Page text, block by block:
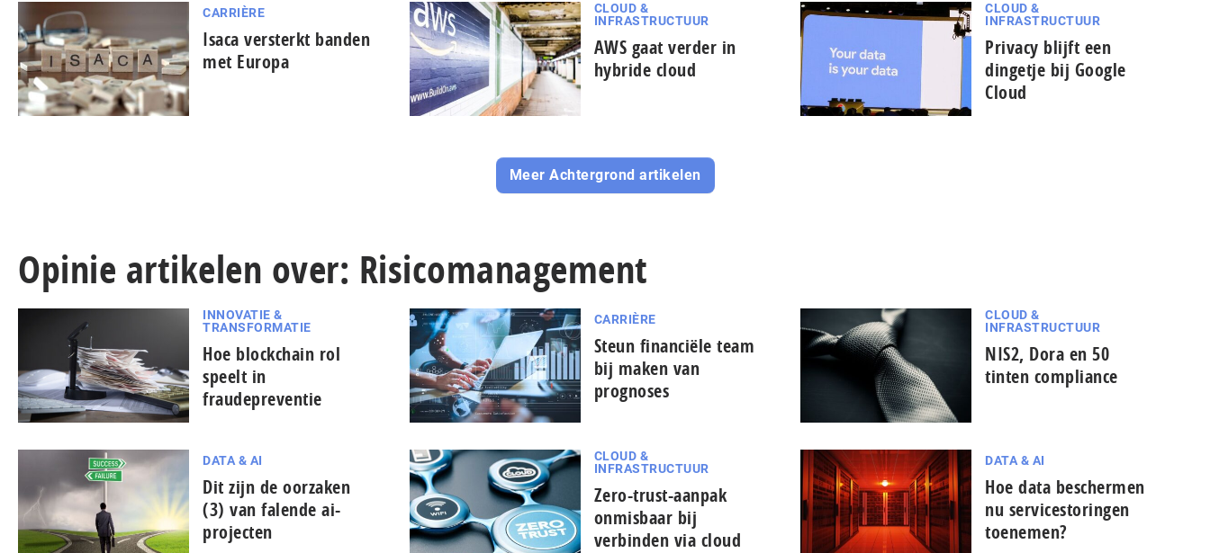
CARRIÈRE
Isaca versterkt banden
met Europa
CLOUD &
INFRASTRUCTUUR
AWS gaat verder in
hybride cloud
CLOUD &
INFRASTRUCTUUR
Privacy blijft een
dingetje bij Google
Cloud
Meer Achtergrond artikelen
Opinie artikelen over: Risicomanagement
INNOVATIE &
TRANSFORMATIE
Hoe blockchain rol
speelt in
fraudepreventie
CARRIÈRE
Steun financiële team
bij maken van
prognoses
CLOUD &
INFRASTRUCTUUR
NIS2, Dora en 50
tinten compliance
DATA & AI
Dit zijn de oorzaken
(3) van falende ai-
projecten
CLOUD &
INFRASTRUCTUUR
Zero-trust-aanpak
onmisbaar bij
verbinden via cloud
DATA & AI
Hoe data beschermen
nu servicestoringen
toenemen?